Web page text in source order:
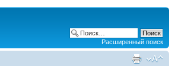
Расширенный поиск